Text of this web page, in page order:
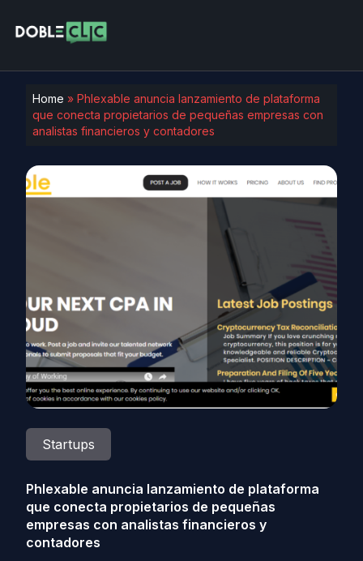
Home » Phlexable anuncia lanzamiento de plataforma
que conecta propietarios de pequeñas empresas con
analistas financieros y contadores
Startups
Phlexable anuncia lanzamiento de plataforma
que conecta propietarios de pequeñas
empresas con analistas financieros y
contadores